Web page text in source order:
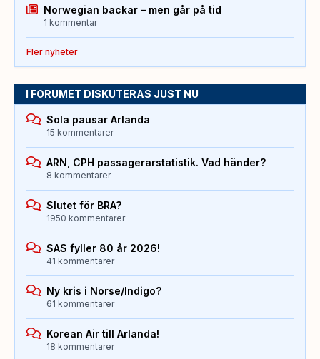
Norwegian backar – men går på tid
1 kommentar
Fler nyheter
I FORUMET DISKUTERAS JUST NU
Sola pausar Arlanda
15 kommentarer
ARN, CPH passagerarstatistik. Vad händer?
8 kommentarer
Slutet för BRA?
1950 kommentarer
SAS fyller 80 år 2026!
41 kommentarer
Ny kris i Norse/Indigo?
61 kommentarer
Korean Air till Arlanda!
18 kommentarer